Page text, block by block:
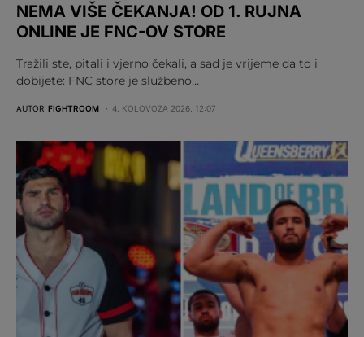
NEMA VIŠE ČEKANJA! OD 1. RUJNA
ONLINE JE FNC-OV STORE
Tražili ste, pitali i vjerno čekali, a sad je vrijeme da to i
dobijete: FNC store je službeno…
AUTOR FIGHTROOM 4. KOLOVOZA 2026. 12:07